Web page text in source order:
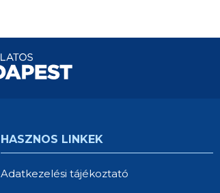
HASZNOS LINKEK
Adatkezelési tájékoztató